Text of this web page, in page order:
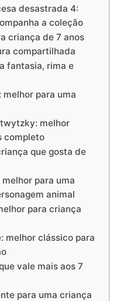
desastrada 4:
a coleção
criança de 7 anos
compartilhada
fantasia, rima e
melhor para uma
melhor
completo
que gosta de
para uma
animal
para criança
melhor clássico para
vale mais aos 7
para uma criança